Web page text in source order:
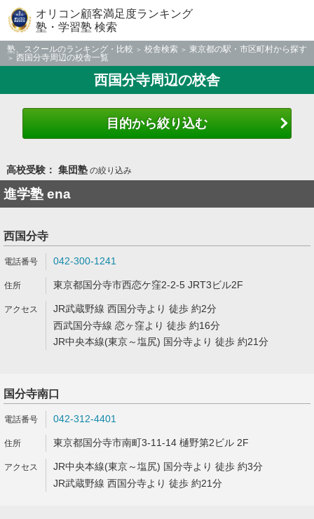
オリコン顧客満足度ランキング
塾・学習塾 検索
塾、スクールのランキング・比較 校舎検索
東京都の駅・市区町村から探す
西国分寺周辺の校舎一覧
西国分寺周辺の校舎
目的から絞り込む
高校受験： 集団塾の絞り込み
進学塾 ena
西国分寺
042-300-1241
東京都国分寺市西恋ケ窪2-2-5 JRT3ビル2F
JR武蔵野線 西国分寺より 徒歩 約2分
西武国分寺線 恋ヶ窪より 徒歩 約16分
JR中央本線(東京～塩尻) 国分寺より 徒歩 約21分
国分寺南口
042-312-4401
東京都国分寺市南町3-11-14 樋野第2ビル 2F
JR中央本線(東京～塩尻) 国分寺より 徒歩 約3分
JR武蔵野線 西国分寺より 徒歩 約21分